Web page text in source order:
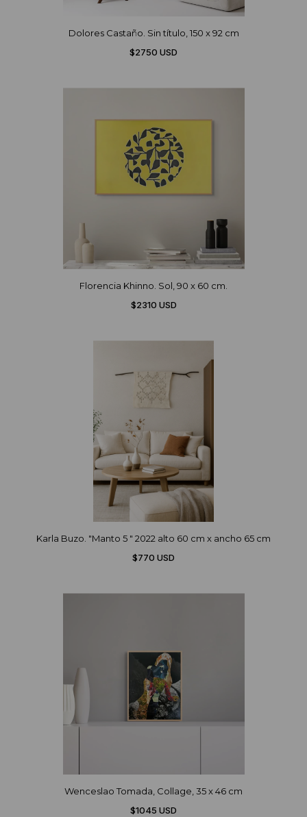
Dolores Castaño. Sin título, 150 x 92 cm
$2750 USD
Florencia Khinno. Sol, 90 x 60 cm.
$2310 USD
Karla Buzo. "Manto 5 " 2022 alto 60 cm x ancho 65 cm
$770 USD
Wenceslao Tomada, Collage, 35 x 46 cm
$1045 USD